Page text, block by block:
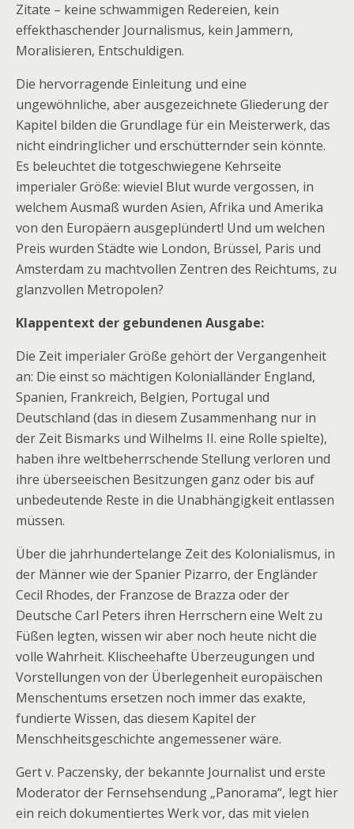
Zitate – keine schwammigen Redereien, kein
effekthaschender Journalismus, kein Jammern,
Moralisieren, Entschuldigen.
Die hervorragende Einleitung und eine
ungewöhnliche, aber ausgezeichnete Gliederung der
Kapitel bilden die Grundlage für ein Meisterwerk, das
nicht eindringlicher und erschütternder sein könnte.
Es beleuchtet die totgeschwiegene Kehrseite
imperialer Größe: wieviel Blut wurde vergossen, in
welchem Ausmaß wurden Asien, Afrika und Amerika
von den Europäern ausgeplündert! Und um welchen
Preis wurden Städte wie London, Brüssel, Paris und
Amsterdam zu machtvollen Zentren des Reichtums, zu
glanzvollen Metropolen?
Klappentext der gebundenen Ausgabe:
Die Zeit imperialer Größe gehört der Vergangenheit
an: Die einst so mächtigen Kolonialländer England,
Spanien, Frankreich, Belgien, Portugal und
Deutschland (das in diesem Zusammenhang nur in
der Zeit Bismarks und Wilhelms II. eine Rolle spielte),
haben ihre weltbeherrschende Stellung verloren und
ihre überseeischen Besitzungen ganz oder bis auf
unbedeutende Reste in die Unabhängigkeit entlassen
müssen.
Über die jahrhundertelange Zeit des Kolonialismus, in
der Männer wie der Spanier Pizarro, der Engländer
Cecil Rhodes, der Franzose de Brazza oder der
Deutsche Carl Peters ihren Herrschern eine Welt zu
Füßen legten, wissen wir aber noch heute nicht die
volle Wahrheit. Klischeehafte Überzeugungen und
Vorstellungen von der Überlegenheit europäischen
Menschentums ersetzen noch immer das exakte,
fundierte Wissen, das diesem Kapitel der
Menschheitsgeschichte angemessener wäre.
Gert v. Paczensky, der bekannte Journalist und erste
Moderator der Fernsehsendung „Panorama“, legt hier
ein reich dokumentiertes Werk vor, das mit vielen